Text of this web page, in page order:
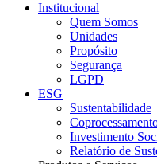
Institucional
Quem Somos
Unidades
Propósito
Segurança
LGPD
ESG
Sustentabilidade
Investimento
Relatório de